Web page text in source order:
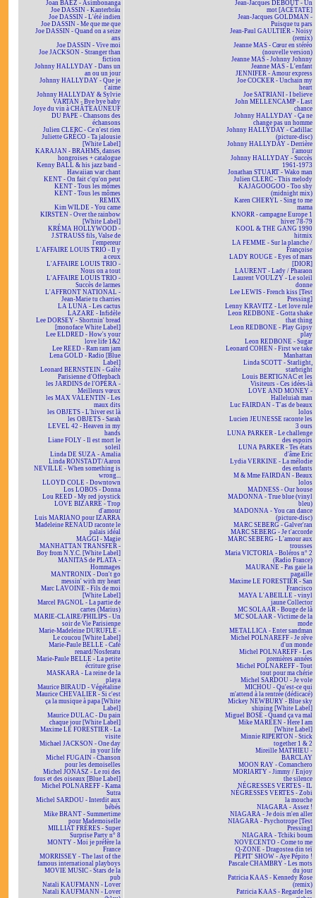
Joan BAEZ - Asimbonanga
Joe DASSIN - Kanterbräu
Joe DASSIN - L'été indien
Joe DASSIN - Me que me que
Joe DASSIN - Quand on a seize
ans
Joe DASSIN - Vive moi
Joe JACKSON - Stranger than
fiction
Johnny HALLYDAY - Dans un
an ou un jour
Johnny HALLYDAY - Que je
t'aime
Johnny HALLYDAY & Sylvie
VARTAN - Bye bye baby
Joye du vin à CHÂTEAUNEUF
DU PAPE - Chansons des
échansons
Julien CLERC - Ce n'est rien
Juliette GRÉCO - Ta jalousie
[White Label]
KARAJAN - BRAHMS, danses
hongroises + catalogue
Kenny BALL & his jazz band -
Hawaiian war chant
KENT - On fait c'qu'on peut
KENT - Tous les mômes
KENT - Tous les mômes
REMIX
Kim WILDE - You came
KIRSTEN - Over the rainbow
[White Label]
KRÉMA HOLLYWOOD -
J.STRAUSS fils, Valse de
l'empereur
L'AFFAIRE LOUIS TRIO - Il y
a ceux
L'AFFAIRE LOUIS TRIO -
Nous on a tout
L'AFFAIRE LOUIS TRIO -
Succès de larmes
L'AFFRONT NATIONAL -
Jean-Marie tu charries
LA LUNA - Les cactus
LAZARE - Infidèle
Lee DORSEY - Shortnin' bread
[monoface White Label]
Lee ELDRED - How's your
love life 1&2
Lee REED - Ram ram jam
Lena GOLD - Radio [Blue
Label]
Leonard BERNSTEIN - Gaîté
Parisienne d'Offenbach
les JARDINS de l'OPÉRA -
Meilleurs vœux
les MAX VALENTIN - Les
maux dits
les OBJETS - L'hiver est là
les OBJETS - Sarah
LEVEL 42 - Heaven in my
hands
Liane FOLY - Il est mort le
soleil
Linda DE SUZA - Amalia
Linda RONSTADT/Aaron
NEVILLE - When something is
wrong...
LLOYD COLE - Downtown
Los LOBOS - Donna
Lou REED - My red joystick
LOVE BIZARRE - Trop
d'amour
Luis MARIANO pour IZARRA
Madeleine RENAUD raconte le
palais idéal
MAGGI - Magie
MANHATTAN TRANSFER -
Boy from N.Y.C. [White Label]
MANITAS de PLATA -
Hommages
MANTRONIX - Don't go
messin' with my heart
Marc LAVOINE - Fils de moi
[White Label]
Marcel PAGNOL - La partie de
cartes (Marius)
MARIE-CLAIRE/PHILIPS - Un
soir de Vie Parisienne
Marie-Madeleine DURUFLÉ -
Le coucou [White Label]
Marie-Paule BELLE - Café
renard/Nosferatu
Marie-Paule BELLE - La petite
écriture grise
MASKARA - La reine de la
playa
Maurice BIRAUD - Végétaline
Maurice CHEVALIER - Si c'est
ça la musique à papa [White
Label]
Maurice DULAC - Du pain
chaque jour [White Label]
Maxime LE FORESTIER - La
visite
Michael JACKSON - One day
in your life
Michel FUGAIN - Chanson
pour les demoiselles
Michel JONASZ - Le roi des
fous et des oiseaux [Blue Label]
Michel POLNAREFF - Kama
Sutra
Michel SARDOU - Interdit aux
bébés
Mike BRANT - Summertime
pour Mademoiselle
MILLIAT FRÈRES - Super
Surprise Party n° 8
MONTY - Moi je préfère la
France
MORRISSEY - The last of the
famous international playboys
MOVIE MUSIC - Stars de la
pub
Natali KAUFMANN - Lover
Natali KAUFMANN - Lover
Jean-Jacques DEBOUT - Un
mot [ACÉTATE]
Jean-Jacques GOLDMAN -
Puisque tu pars
Jean-Paul GAULTIER - Noisy
(remix)
Jeanne MAS - Cœur en stéréo
(nouvelle version)
Jeanne MAS - Johnny Johnny
Jeanne MAS - L'enfant
JENNIFER - Amour express
Joe COCKER - Unchain my
heart
Joe SATRIANI - I believe
John MELLENCAMP - Last
chance
Johnny HALLYDAY - Ça ne
change pas un homme
Johnny HALLYDAY - Cadillac
(picture-disc)
Johnny HALLYDAY - Derrière
l'amour
Johnny HALLYDAY - Succès
1961-1973
Jonathan STUART - Wako man
Julien CLERC - This melody
KAJAGOOGOO - Too shy
(midnight mix)
Karen CHERYL - Sing to me
mama
KNORR - campagne Europe 1
hiver 78-79
KOOL & THE GANG 1990
hitmix
LA FEMME - Sur la planche /
Françoise
LADY ROUGE - Eyes of mars
[DIOR]
LAURENT - Lady / Pharaon
Laurent VOULZY - Le soleil
donne
Lee LEWIS - French kiss [Test
Pressing]
Lenny KRAVITZ - Let love rule
Leon REDBONE - Gotta shake
that thing
Leon REDBONE - Play Gipsy
play
Leon REDBONE - Sugar
Leonard COHEN - First we take
Manhattan
Linda SCOTT - Starlight,
starbright
Louis BERTIGNAC et les
Visiteurs - Ces idées-là
LOVE AND MONEY -
Halleluiah man
Luc FAIRDAN - T'as de beaux
lolos
Lucien JEUNESSE raconte les
3 ours
LUNA PARKER - Le challenge
des espoirs
LUNA PARKER - Tes états
d'âme Eric
Lydia VERKINE - La mélodie
des enfants
M & Mme FAIRDAN - Beaux
lolos
MADNESS - Our house
MADONNA - True blue (vinyl
bleu)
MADONNA - You can dance
(picture-disc)
MARC SEBERG - Galver'ran
MARC SEBERG - Je t'accorde
MARC SEBERG - L'amour aux
trousses
Maria VICTORIA - Boléros n° 2
(Radio France)
MAURANE - Pas gaie la
pagaille
Maxime LE FORESTIER - San
Francisco
MAYA L'ABEILLE - vinyl
jaune Collector
MC SOLAAR - Bouge de là
MC SOLAAR - Victime de la
mode
METALLICA - Enter sandman
Michel POLNAREFF - Je rêve
d'un monde
Michel POLNAREFF - Les
premières années
Michel POLNAREFF - Tout
tout pour ma chérie
Michel SARDOU - Je vole
MICHOU - Qu'est-ce qui
m'attend à la rentrée (dédicacé)
Mickey NEWBURY - Blue sky
shining [White Label]
Miguel BOSÉ - Quand ça va mal
Mike MAREEN - Here I am
[White Label]
Minnie RIPERTON - Stick
together 1 & 2
Mireille MATHIEU -
BARCLAY
MOON RAY - Comanchero
MORIARTY - Jimmy / Enjoy
the silence
NÉGRESSES VERTES - IL
NÉGRESSES VERTES - Zobi
la mouche
NIAGARA - Assez !
NIAGARA - Je dois m'en aller
NIAGARA - Psychotrope [Test
Pressing]
NIAGARA - Tchiki boum
NOVECENTO - Come to me
O-ZONE - Dragostea din teï
PÉPIT' SHOW - Aye Pépito !
Pascale CHAMBRY - Les mots
du jour
Patricia KAAS - Kennedy Rose
(remix)
Patricia KAAS - Regarde les